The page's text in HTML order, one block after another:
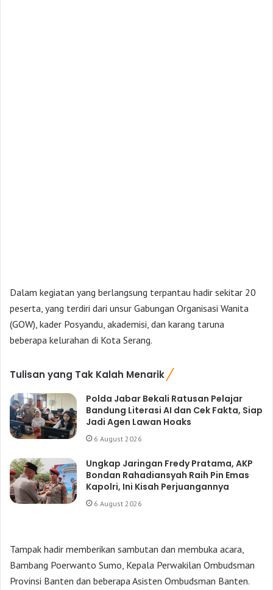
Dalam kegiatan yang berlangsung terpantau hadir sekitar 20
peserta, yang terdiri dari unsur Gabungan Organisasi Wanita
(GOW), kader Posyandu, akademisi, dan karang taruna
beberapa kelurahan di Kota Serang.
Tulisan yang Tak Kalah Menarik
Polda Jabar Bekali Ratusan Pelajar
Bandung Literasi AI dan Cek Fakta, Siap
Jadi Agen Lawan Hoaks
6 August 2026
Ungkap Jaringan Fredy Pratama, AKP
Bondan Rahadiansyah Raih Pin Emas
Kapolri, Ini Kisah Perjuangannya
6 August 2026
Tampak hadir memberikan sambutan dan membuka acara,
Bambang Poerwanto Sumo, Kepala Perwakilan Ombudsman
Provinsi Banten dan beberapa Asisten Ombudsman Banten.